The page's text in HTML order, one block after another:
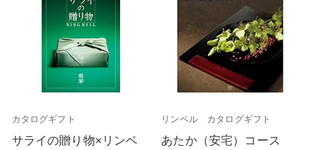
カタログギフト
サライの贈り物×リンベ
リンベル カタログギフト
あたか（安宅）コース